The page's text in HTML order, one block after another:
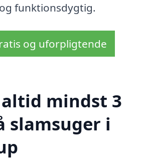
funktionsdygtig.
og uforpligtende
mindst 3
slamsuger i